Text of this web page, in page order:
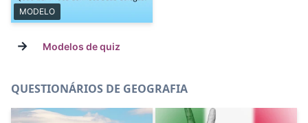
MODELO
→ Modelos de quiz
QUESTIONÁRIOS DE GEOGRAFIA